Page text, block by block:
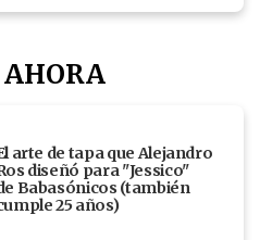
AHORA
arte de tapa que Alejandro
diseñó para "Jessico"
Babasónicos (también
25 años)